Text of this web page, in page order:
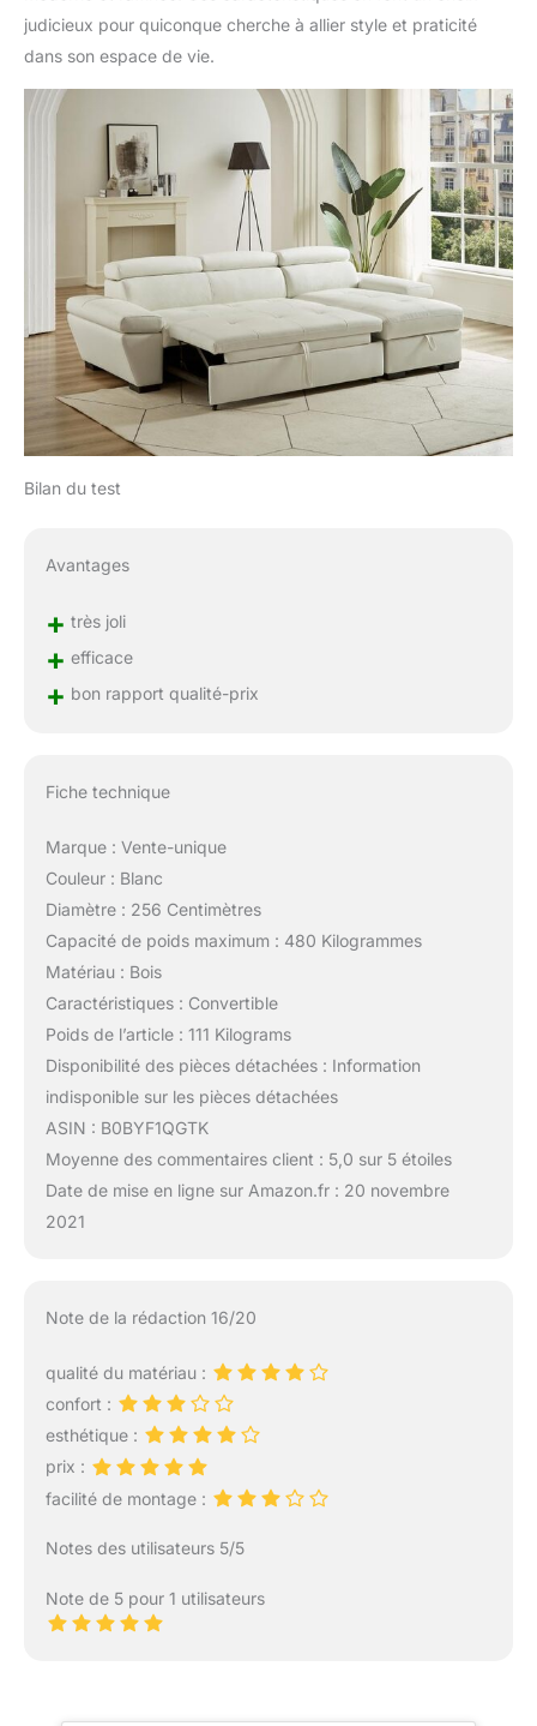
judicieux pour quiconque cherche à allier style et praticité
dans son espace de vie.
Bilan du test
Avantages
+ très joli
+ efficace
+ bon rapport qualité-prix
Fiche technique
Marque : Vente-unique
Couleur : Blanc
Diamètre : 256 Centimètres
Capacité de poids maximum : 480 Kilogrammes
Matériau : Bois
Caractéristiques : Convertible
Poids de l’article : 111 Kilograms
Disponibilité des pièces détachées : Information
indisponible sur les pièces détachées
ASIN : B0BYF1QGTK
Moyenne des commentaires client : 5,0 sur 5 étoiles
Date de mise en ligne sur Amazon.fr : 20 novembre
2021
Note de la rédaction 16/20
qualité du matériau :
confort :
esthétique :
prix :
facilité de montage :
Notes des utilisateurs 5/5
Note de 5 pour 1 utilisateurs